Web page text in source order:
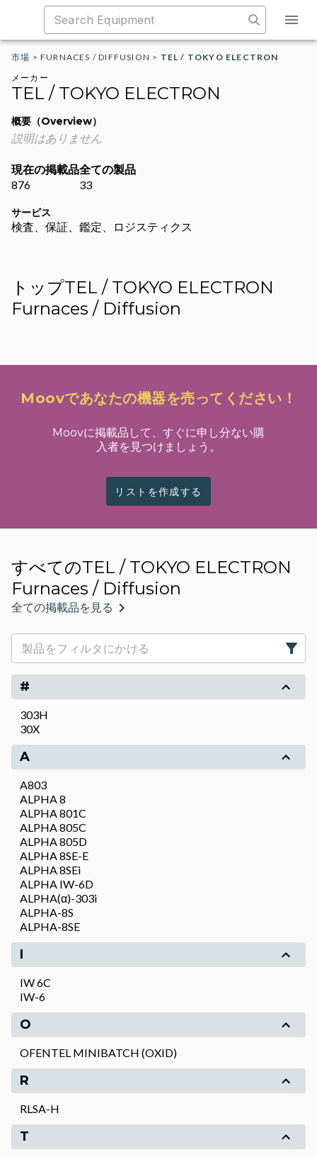
市場 >FURNACES / DIFFUSION > TEL / TOKYO ELECTRON
メーカー
TEL / TOKYO ELECTRON
概要（Overview）
説明はありません
現在の掲載品
876
全ての製品
33
サービス
検査、保証、鑑定、ロジスティクス
トップTEL / TOKYO ELECTRON
Furnaces / Diffusion
Moovであなたの機器を売ってください！
Moovに掲載品して、すぐに申し分ない購
入者を見つけましょう。
リストを作成する
すべてのTEL / TOKYO ELECTRON
Furnaces / Diffusion
全ての掲載品を見る
#
303H
30X
A
A803
ALPHA 8
ALPHA 801C
ALPHA 805C
ALPHA 805D
ALPHA 8SE-E
ALPHA 8SEi
ALPHA IW-6D
ALPHA(α)-303i
ALPHA-8S
ALPHA-8SE
I
IW 6C
IW-6
O
OFENTEL MINIBATCH (OXID)
R
RLSA-H
T